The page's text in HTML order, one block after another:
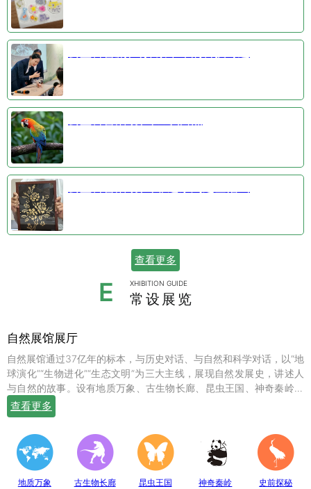
查看更多
E XHIBITION GUIDE
常设展览
自然展馆展厅
自然展馆通过37亿年的标本，与历史对话、与自然和科学对话，以“地
球演化”“生物进化”“生态文明”为三大主线，展现自然发展史，讲述人
与自然的故事。设有地质万象、古生物长廊、昆虫王国、神奇秦岭、
史前探秘、煤海之光和生命之光七个常设展厅，陈列有岩石鼻祖紫苏
斜长麻粒岩等矿物标本；有鱼龙、翼龙、马门溪龙、似银杏、新芦木
等珍贵的化石；有秦岭大熊猫、金丝猴、羚牛、朱鹮、珙桐、独叶草
等珍稀动植物标本，呈现出一幅绚丽多姿的地球生命物种演化图。
查看更多
地质万象 古生物长廊 昆虫王国 神奇秦岭 史前探秘